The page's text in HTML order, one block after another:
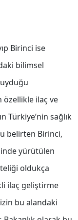
Birinci ise
bilimsel
ilaç ve
Türkiye’nin sağlık
belirten Birinci,
yürütülen
oldukça
ilaç geliştirme
bu alandaki